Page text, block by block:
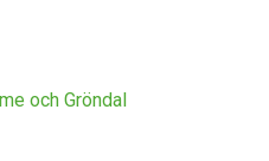
och Gröndal